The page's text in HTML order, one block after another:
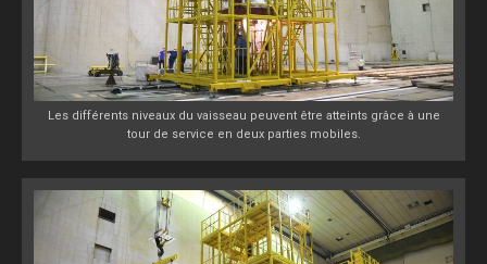
Les différents niveaux du vaisseau peuvent être atteints grâce à une
tour de service en deux parties mobiles.